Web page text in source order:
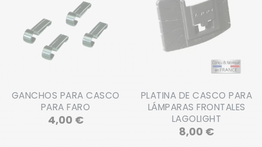
GANCHOS PARA CASCO
PARA FARO
4,00 €Precio
PLATINA DE CASCO PARA
LÁMPARAS FRONTALES
LAGOLIGHT
8,00 €Precio